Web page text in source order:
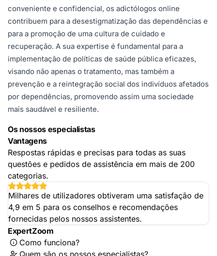
conveniente e confidencial, os adictólogos online
contribuem para a desestigmatização das dependências e
para a promoção de uma cultura de cuidado e
recuperação. A sua expertise é fundamental para a
implementação de políticas de saúde pública eficazes,
visando não apenas o tratamento, mas também a
prevenção e a reintegração social dos indivíduos afetados
por dependências, promovendo assim uma sociedade
mais saudável e resiliente.
Os nossos especialistas
Vantagens
Respostas rápidas e precisas para todas as suas
questões e pedidos de assistência em mais de 200
categorias.
Milhares de utilizadores obtiveram uma satisfação de
4,9 em 5 para os conselhos e recomendações
fornecidas pelos nossos assistentes.
ExpertZoom
Como funciona?